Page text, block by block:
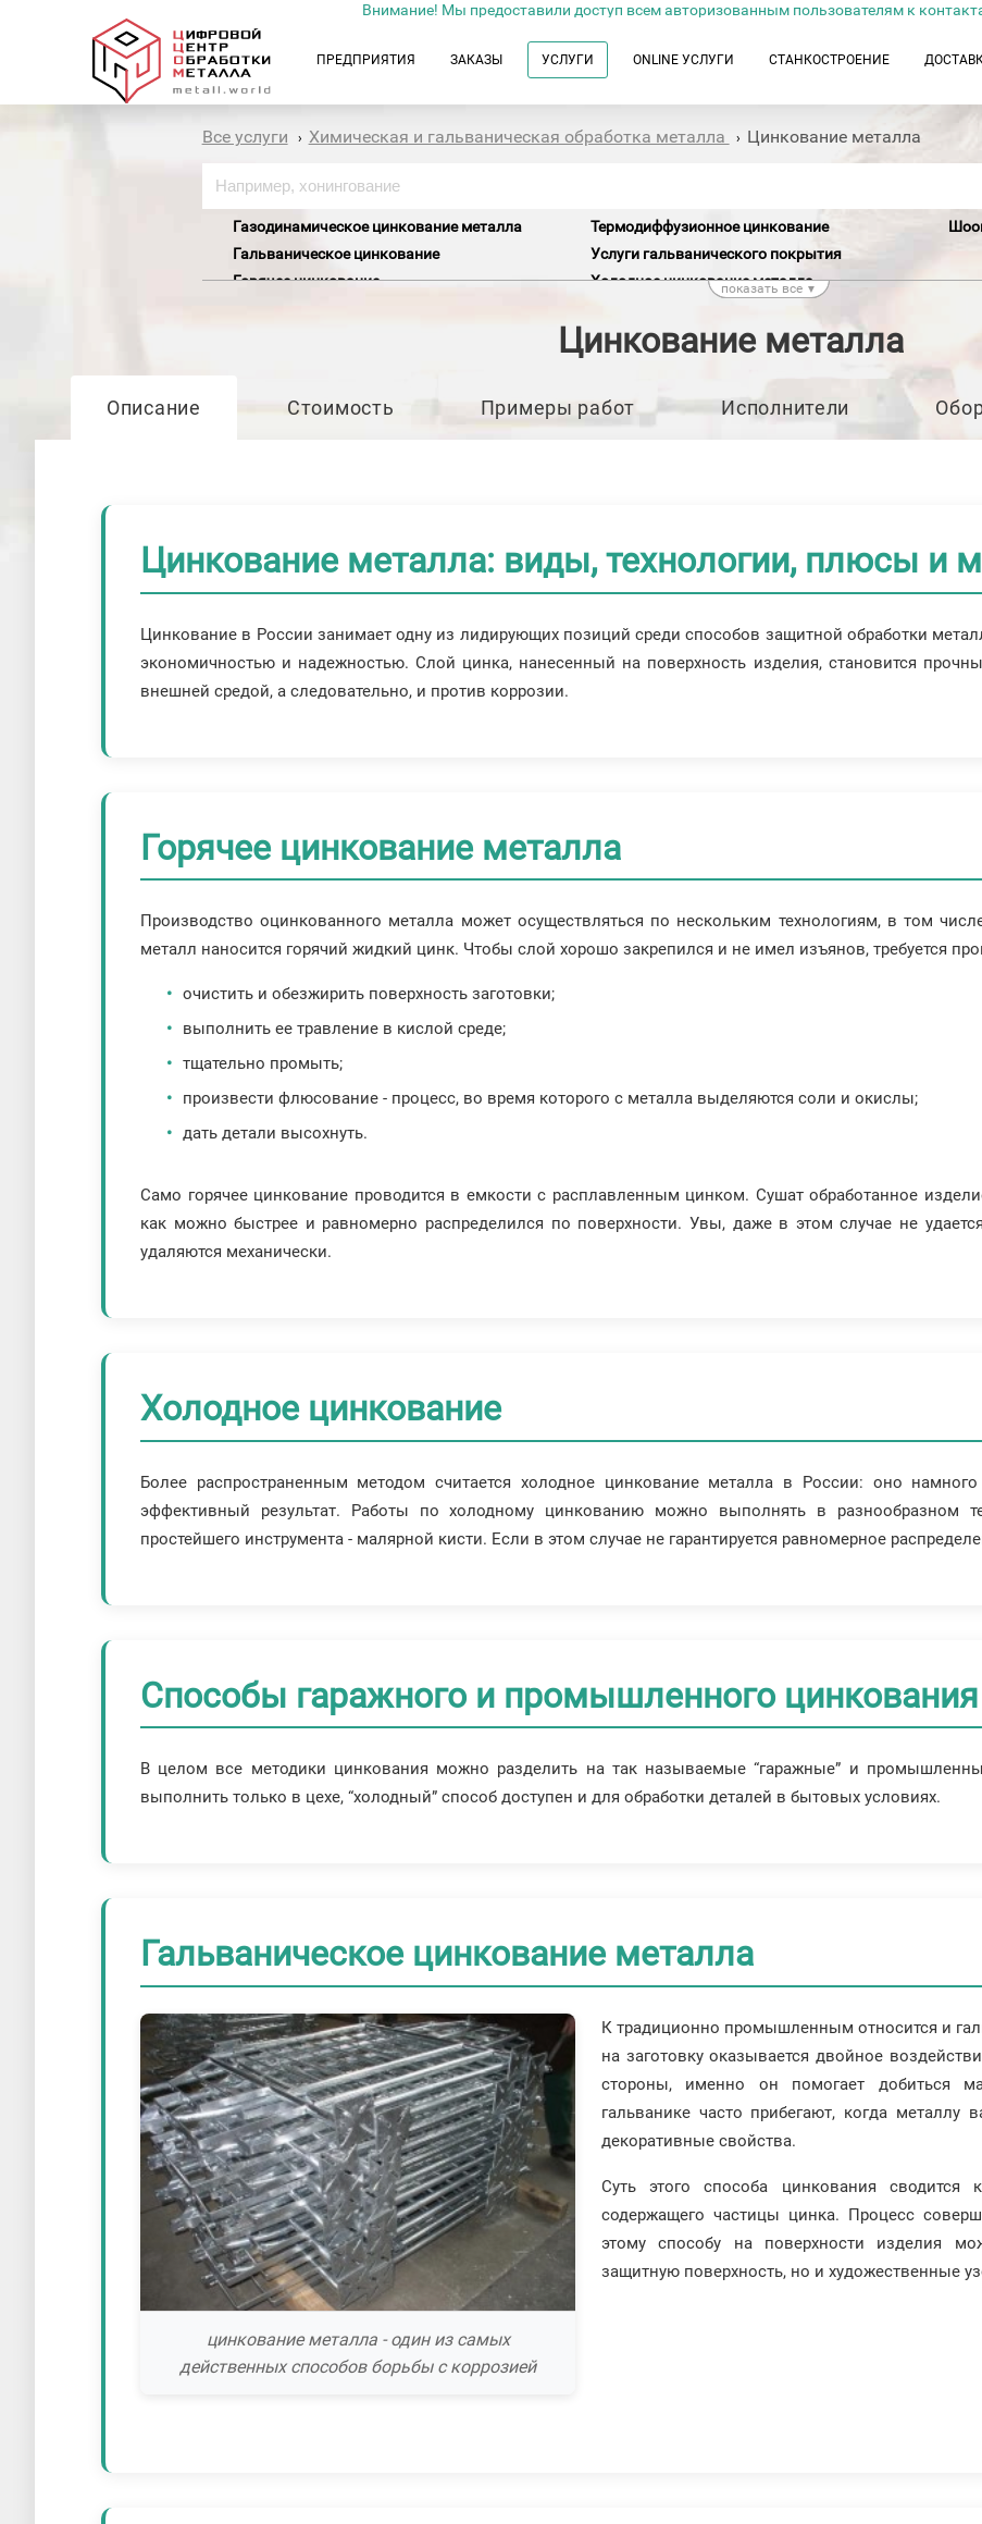
Внимание! Мы предоставили доступ всем авторизованным пользователям к
ПРЕДПРИЯТИЯ ЗАКАЗЫ УСЛУГИ ONLINE УСЛУГИ СТАНКОСТРОЕНИЕ
Все услуги › Химическая и гальваническая обработка металла › Цинкование металла
Газодинамическое цинкование металла
Гальваническое цинкование
Горячее цинкование
Термодиффузионное цинкование
Услуги гальванического покрытия
Холодное цинкование металла
показать все ▼
Цинкование металла
Описание Стоимость Примеры работ Исполнители
Цинкование металла: виды, технологии, плюсы и
Цинкование в России занимает одну из лидирующих позиций среди способов защитной обработки
экономичностью и надежностью. Слой цинка, нанесенный на поверхность изделия, становится
внешней средой, а следовательно, и против коррозии.
Горячее цинкование металла
Производство оцинкованного металла может осуществляться по нескольким технологиям, в том
металл наносится горячий жидкий цинк. Чтобы слой хорошо закрепился и не имел изъянов, требуется
очистить и обезжирить поверхность заготовки;
выполнить ее травление в кислой среде;
тщательно промыть;
произвести флюсование - процесс, во время которого с металла выделяются соли и окислы;
дать детали высохнуть.
Само горячее цинкование проводится в емкости с расплавленным цинком. Сушат обработанное
как можно быстрее и равномерно распределился по поверхности. Увы, даже в этом случае не
удаляются механически.
Холодное цинкование
Более распространенным методом считается холодное цинкование металла в России: оно
эффективный результат. Работы по холодному цинкованию можно выполнять в разнообразном
простейшего инструмента - малярной кисти. Если в этом случае не гарантируется равномерное
Способы гаражного и промышленного
В целом все методики цинкования можно разделить на так называемые “гаражные” и
выполнить только в цехе, “холодный” способ доступен и для обработки деталей в бытовых условиях.
Гальваническое цинкование металла
цинкование металла - один из самых
действенных способов борьбы с коррозией
К традиционно промышленным относится и
на заготовку оказывается двойное
стороны, именно он помогает добиться
гальванике часто прибегают, когда
декоративные свойства.
Суть этого способа цинкования сводится
содержащего частицы цинка. Процесс
этому способу на поверхности изделия
защитную поверхность, но и художественные